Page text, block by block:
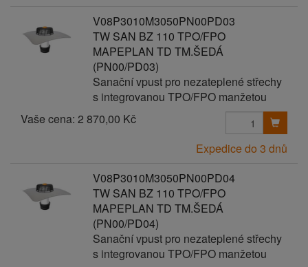
V08P3010M3050PN00PD03
TW SAN BZ 110 TPO/FPO
MAPEPLAN TD TM.ŠEDÁ
(PN00/PD03)
Sanační vpust pro nezateplené střechy
s integrovanou TPO/FPO manžetou
Vaše cena: 2 870,00 Kč
Expedice do 3 dnů
V08P3010M3050PN00PD04
TW SAN BZ 110 TPO/FPO
MAPEPLAN TD TM.ŠEDÁ
(PN00/PD04)
Sanační vpust pro nezateplené střechy
s integrovanou TPO/FPO manžetou